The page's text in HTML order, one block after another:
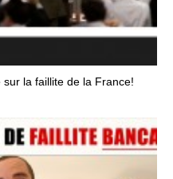
la faillite de la France!